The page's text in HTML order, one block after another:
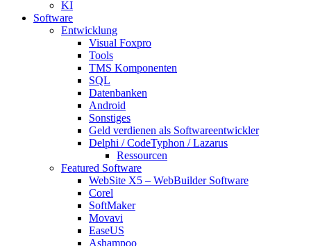
KI
Software
Entwicklung
Visual Foxpro
Tools
TMS Komponenten
SQL
Datenbanken
Android
Sonstiges
Geld verdienen als Softwareentwickler
Delphi / CodeTyphon / Lazarus
Ressourcen
Featured Software
WebSite X5 – WebBuilder Software
Corel
SoftMaker
Movavi
EaseUS
Ashampoo